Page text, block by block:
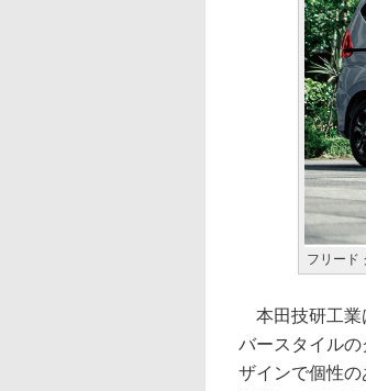
フリード
本田技研工業
バースタイル
ザインで個性